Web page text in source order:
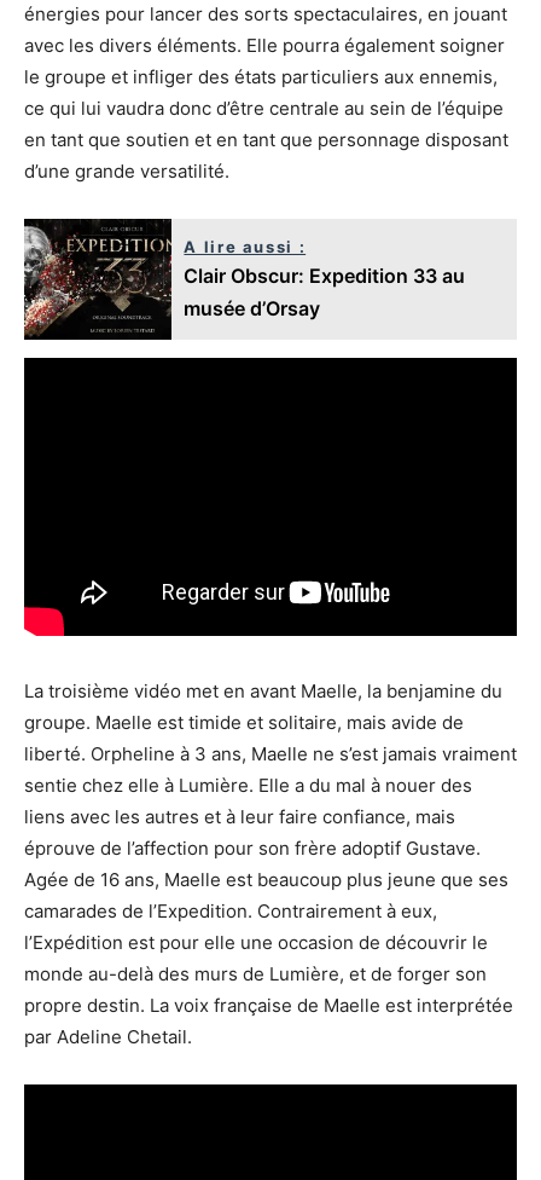
énergies pour lancer des sorts spectaculaires, en jouant
avec les divers éléments. Elle pourra également soigner
le groupe et infliger des états particuliers aux ennemis,
ce qui lui vaudra donc d’être centrale au sein de l’équipe
en tant que soutien et en tant que personnage disposant
d’une grande versatilité.
A lire aussi :
Clair Obscur: Expedition 33 au
musée d’Orsay
La troisième vidéo met en avant Maelle, la benjamine du
groupe. Maelle est timide et solitaire, mais avide de
liberté. Orpheline à 3 ans, Maelle ne s’est jamais vraiment
sentie chez elle à Lumière. Elle a du mal à nouer des
liens avec les autres et à leur faire confiance, mais
éprouve de l’affection pour son frère adoptif Gustave.
Agée de 16 ans, Maelle est beaucoup plus jeune que ses
camarades de l’Expedition. Contrairement à eux,
l’Expédition est pour elle une occasion de découvrir le
monde au-delà des murs de Lumière, et de forger son
propre destin. La voix française de Maelle est interprétée
par Adeline Chetail.